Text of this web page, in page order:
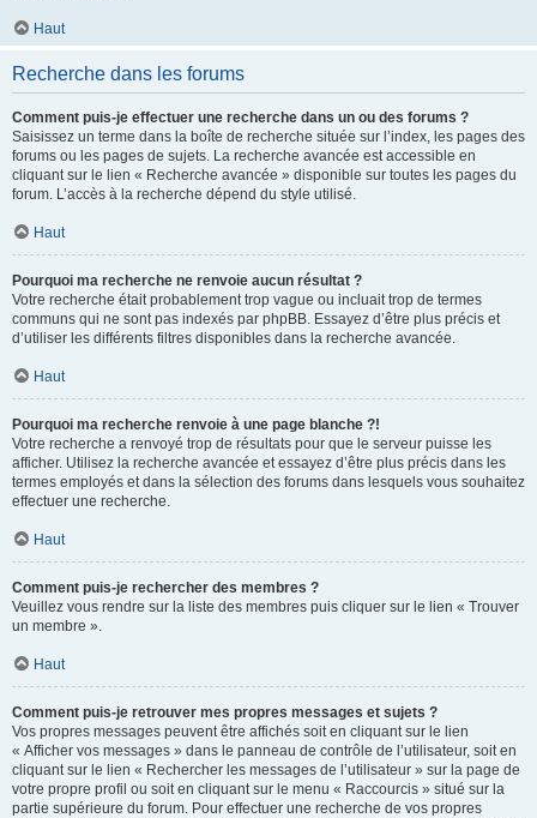
Haut
Recherche dans les forums
Comment puis-je effectuer une recherche dans un ou des forums ?
Saisissez un terme dans la boîte de recherche située sur l’index, les pages des
forums ou les pages de sujets. La recherche avancée est accessible en
cliquant sur le lien « Recherche avancée » disponible sur toutes les pages du
forum. L’accès à la recherche dépend du style utilisé.
Haut
Pourquoi ma recherche ne renvoie aucun résultat ?
Votre recherche était probablement trop vague ou incluait trop de termes
communs qui ne sont pas indexés par phpBB. Essayez d’être plus précis et
d’utiliser les différents filtres disponibles dans la recherche avancée.
Haut
Pourquoi ma recherche renvoie à une page blanche ?!
Votre recherche a renvoyé trop de résultats pour que le serveur puisse les
afficher. Utilisez la recherche avancée et essayez d’être plus précis dans les
termes employés et dans la sélection des forums dans lesquels vous souhaitez
effectuer une recherche.
Haut
Comment puis-je rechercher des membres ?
Veuillez vous rendre sur la liste des membres puis cliquer sur le lien « Trouver
un membre ».
Haut
Comment puis-je retrouver mes propres messages et sujets ?
Vos propres messages peuvent être affichés soit en cliquant sur le lien
« Afficher vos messages » dans le panneau de contrôle de l’utilisateur, soit en
cliquant sur le lien « Rechercher les messages de l’utilisateur » sur la page de
votre propre profil ou soit en cliquant sur le menu « Raccourcis » situé sur la
partie supérieure du forum. Pour effectuer une recherche de vos propres